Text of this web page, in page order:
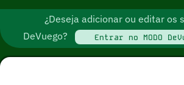
¿Deseja adicionar ou editar os
DeVuego?
Entrar no MODO